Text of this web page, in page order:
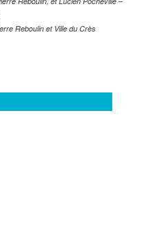
Reboulin et Ville du Crès